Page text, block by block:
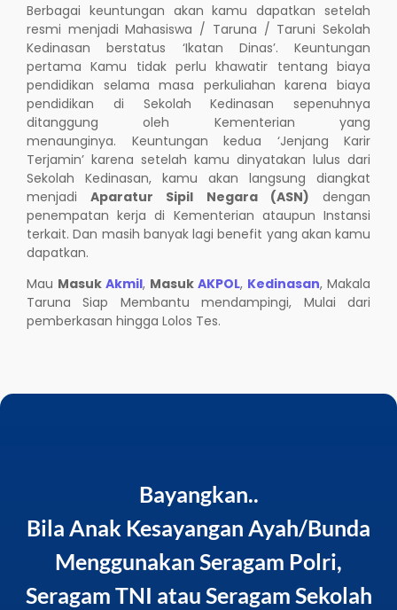
Berbagai keuntungan akan kamu dapatkan setelah
resmi menjadi Mahasiswa / Taruna / Taruni Sekolah
Kedinasan berstatus ‘Ikatan Dinas’. Keuntungan
pertama Kamu tidak perlu khawatir tentang biaya
pendidikan selama masa perkuliahan karena biaya
pendidikan di Sekolah Kedinasan sepenuhnya
ditanggung oleh Kementerian yang
menaunginya. Keuntungan kedua ‘Jenjang Karir
Terjamin’ karena setelah kamu dinyatakan lulus dari
Sekolah Kedinasan, kamu akan langsung diangkat
menjadiAparatur Sipil Negara (ASN) dengan
penempatan kerja di Kementerian ataupun Instansi
terkait. Dan masih banyak lagi benefit yang akan kamu
dapatkan.
Mau Masuk Akmil, Masuk AKPOL, Kedinasan, Makala
Taruna Siap Membantu mendampingi, Mulai dari
pemberkasan hingga Lolos Tes.
Bayangkan..
Bila Anak Kesayangan Ayah/Bunda
Menggunakan Seragam Polri,
Seragam TNI atau Seragam Sekolah